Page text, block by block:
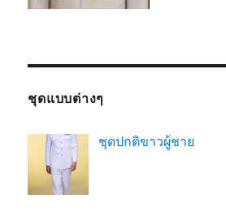
ชุดแบบต่างๆ
ชุดปกติขาวผู้ชาย